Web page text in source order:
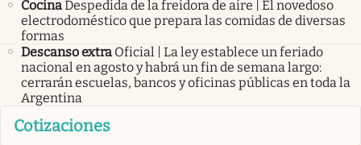
CocinaDespedida de la freidora de aire | El novedoso
electrodoméstico que prepara las comidas de diversas
formas
Descanso extra Oficial | La ley establece un feriado
nacional en agosto y habrá un fin de semana largo:
cerrarán escuelas, bancos y oficinas públicas en toda la
Argentina
Cotizaciones